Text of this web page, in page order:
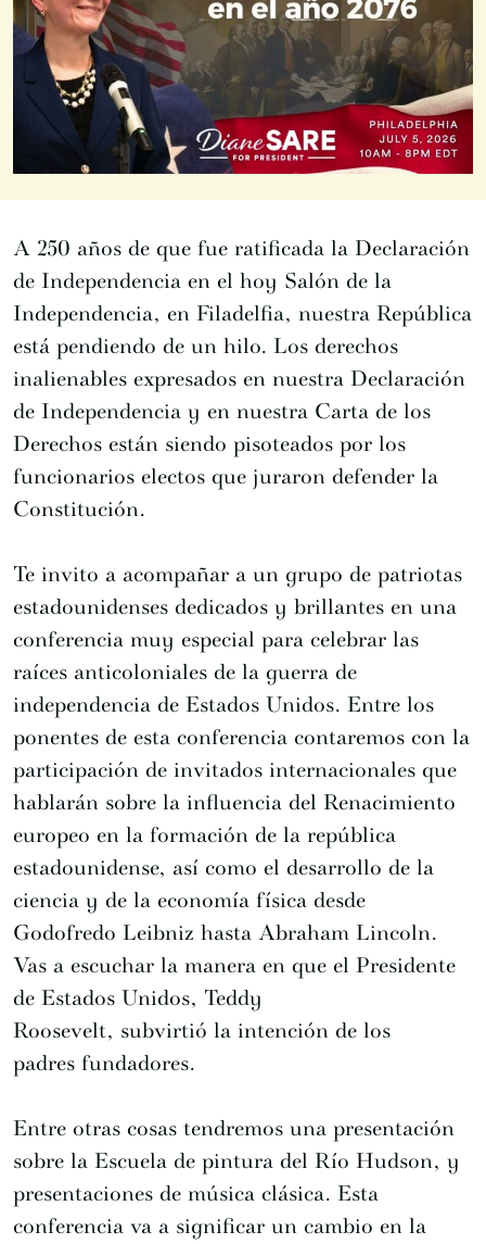
A 250 años de que fue ratificada la Declaración
de Independencia en el hoy Salón de la
Independencia, en Filadelfia, nuestra República
está pendiendo de un hilo. Los derechos
inalienables expresados en nuestra Declaración
de Independencia y en nuestra Carta de los
Derechos están siendo pisoteados por los
funcionarios electos que juraron defender la
Constitución.
Te invito a acompañar a un grupo de patriotas
estadounidenses dedicados y brillantes en una
conferencia muy especial para celebrar las
raíces anticoloniales de la guerra de
independencia de Estados Unidos. Entre los
ponentes de esta conferencia contaremos con la
participación de invitados internacionales que
hablarán sobre la influencia del Renacimiento
europeo en la formación de la república
estadounidense, así como el desarrollo de la
ciencia y de la economía física desde
Godofredo Leibniz hasta Abraham Lincoln.
Vas a escuchar la manera en que el Presidente
de Estados Unidos, Teddy
Roosevelt, subvirtió la intención de los
padres fundadores.
Entre otras cosas tendremos una presentación
sobre la Escuela de pintura del Río Hudson, y
presentaciones de música clásica. Esta
conferencia va a significar un cambio en la